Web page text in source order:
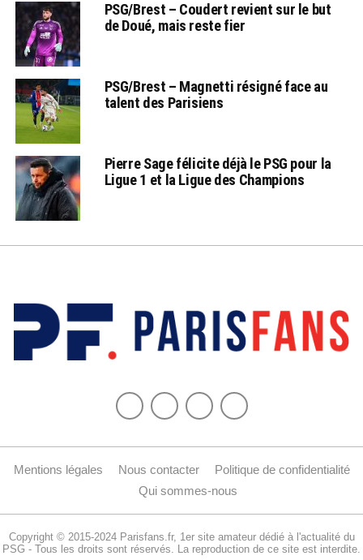
PSG/Brest – Coudert revient sur le but
de Doué, mais reste fier
PSG/Brest – Magnetti résigné face au
talent des Parisiens
Pierre Sage félicite déjà le PSG pour la
Ligue 1 et la Ligue des Champions
Mentions légales Nous contacter
Politique de confidentialité
Qui sommes-nous
Copyright © 2015-2024 Parisfans.fr, 1er site amateur dédié à l'actualité du
PSG - Tous les droits sont réservés. La reproduction de ce site est interdite.